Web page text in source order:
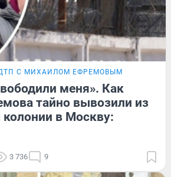
С МИХАИЛОМ ЕФРЕМОВЫМ
меня». Как
тайно вывозили из
колонии в Москву:
3 736 9